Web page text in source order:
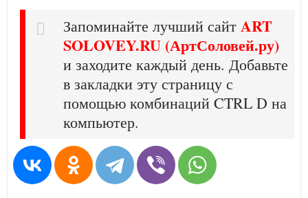
Запоминайте лучший сайт ART
SOLOVEY.RU (АртСоловей.ру)
и заходите каждый день. Добавьте
в закладки эту страницу с
помощью комбинаций CTRL D на
компьютер.